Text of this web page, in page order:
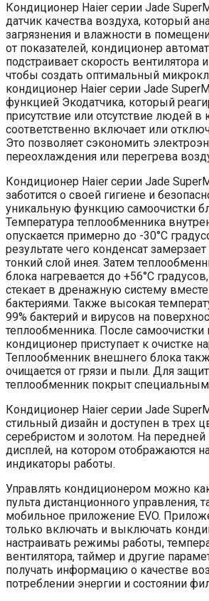
Кондиционер Haier серии Jade
датчик качества воздуха, который
загрязнения и влажности в
от показателей, кондиционер
подстраивает скорость вентилятора
чтобы создать оптимальный
кондиционер Haier серии Jade
функцией Экодатчика, который
присутствие или отсутствие людей в
соответственно включает или
Это позволяет сэкономить
переохлаждения или перегрева
Кондиционер Haier серии Jade
заботится о своей гигиене и
уникальную функцию самоочистки
Температура теплообменника
опускается примерно до -30°C
результате чего конденсат
тонкий слой инея. Затем
блока нагревается до +56°C
стекает в дренажную систему
бактериями. Также высокая
99% бактерий и вирусов на
теплообменника. После самоочистки
кондиционер приступает к очистке
Теплообменник внешнего блока
очищается от грязи и пыли. Для
теплообменник покрыт
Кондиционер Haier серии Jade
стильный дизайн и доступен в трех
серебристом и золотом. На передней
дисплей, на котором отображаются
индикаторы работы.
Управлять кондиционером можно
пульта дистанционного управления,
мобильное приложение EVO.
только включать и выключать
настраивать режимы работы,
вентилятора, таймер и другие
получать информацию о качестве
потреблении энергии и состоянии